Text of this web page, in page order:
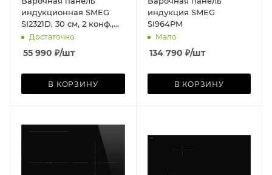
индукционная SMEG
SI2321D, 30 см, 2 конф.,
прямой край, чёрное
Достаточно
55 990 ₽/шт
В КОРЗИНУ
индукция SMEG
SI964PM
Мало
134 790 ₽/шт
В КОРЗИНУ